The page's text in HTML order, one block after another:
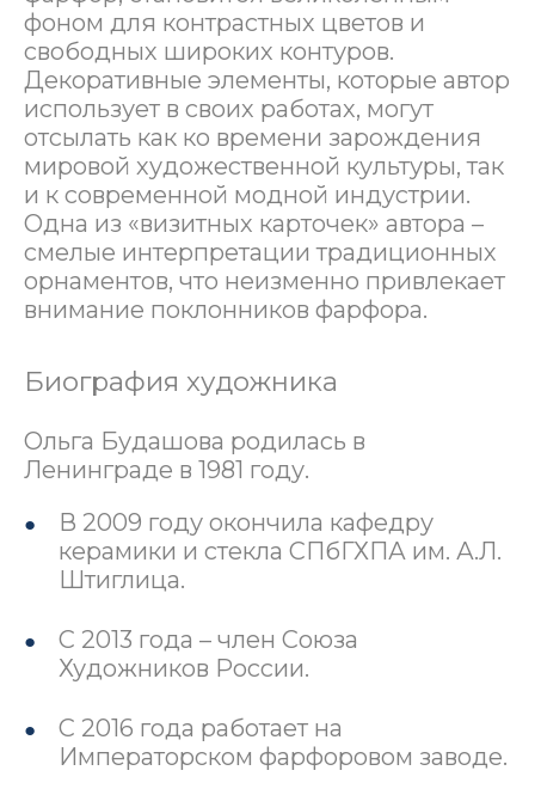
фоном для контрастных цветов и
свободных широких контуров.
Декоративные элементы, которые автор
использует в своих работах, могут
отсылать как ко времени зарождения
мировой художественной культуры, так
и к современной модной индустрии.
Одна из «визитных карточек» автора –
смелые интерпретации традиционных
орнаментов, что неизменно привлекает
внимание поклонников фарфора.
Биография художника
Ольга Будашова родилась в
Ленинграде в 1981 году.
В 2009 году окончила кафедру
керамики и стекла СПбГХПА им. А.Л.
Штиглица.
С 2013 года – член Союза
Художников России.
С 2016 года работает на
Императорском фарфоровом заводе.